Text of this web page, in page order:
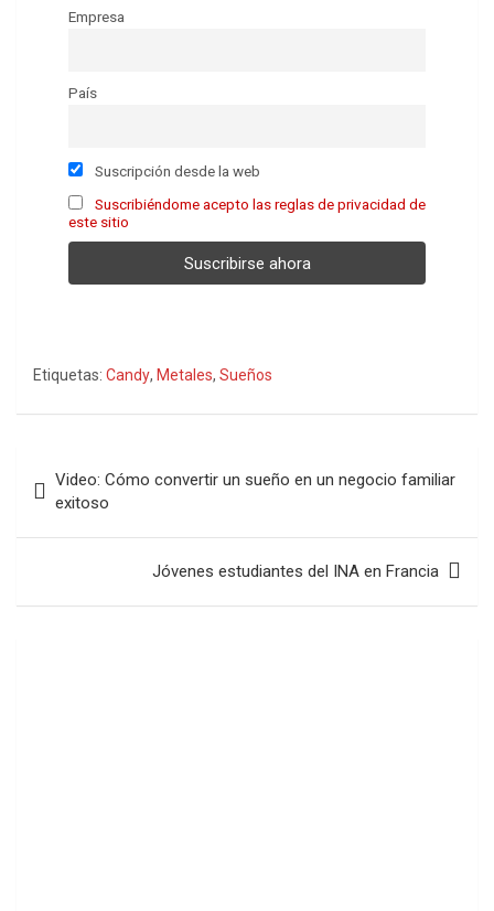
Empresa
País
Suscripción desde la web
Suscribiéndome acepto las reglas de privacidad de
este sitio
Etiquetas: Candy, Metales, Sueños
de
entradas
Video: Cómo convertir un sueño en un negocio familiar
exitoso
Jóvenes estudiantes del INA en Francia